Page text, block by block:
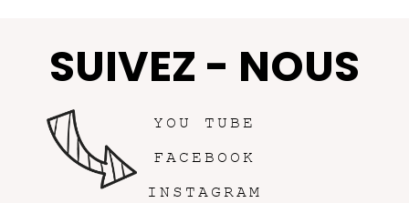
SUIVEZ - NOUS
YOU TUBE
FACEBOOK
INSTAGRAM